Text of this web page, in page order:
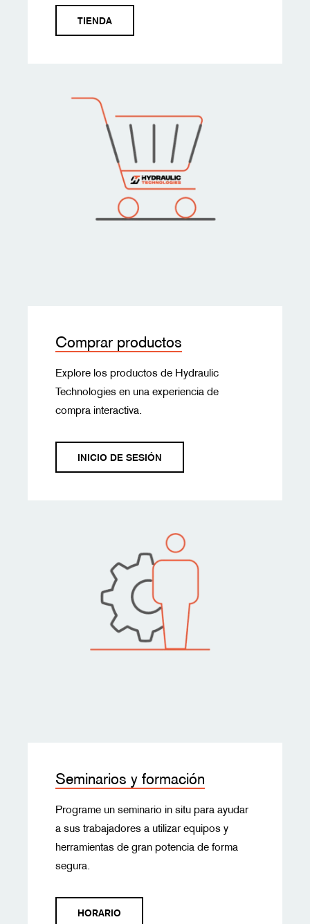
TIENDA
Comprar productos
Explore los productos de Hydraulic
Technologies en una experiencia de
compra interactiva.
INICIO DE SESIÓN
Seminarios y formación
Programe un seminario in situ para ayudar
a sus trabajadores a utilizar equipos y
herramientas de gran potencia de forma
segura.
HORARIO